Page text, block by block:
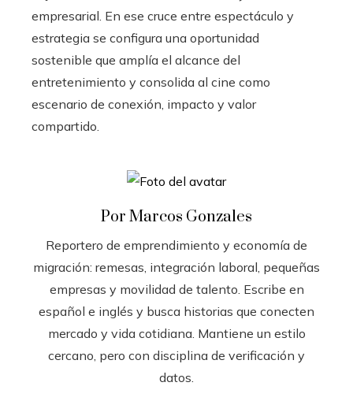
empresarial. En ese cruce entre espectáculo y
estrategia se configura una oportunidad
sostenible que amplía el alcance del
entretenimiento y consolida al cine como
escenario de conexión, impacto y valor
compartido.
Por Marcos Gonzales
Reportero de emprendimiento y economía de
migración: remesas, integración laboral, pequeñas
empresas y movilidad de talento. Escribe en
español e inglés y busca historias que conecten
mercado y vida cotidiana. Mantiene un estilo
cercano, pero con disciplina de verificación y
datos.